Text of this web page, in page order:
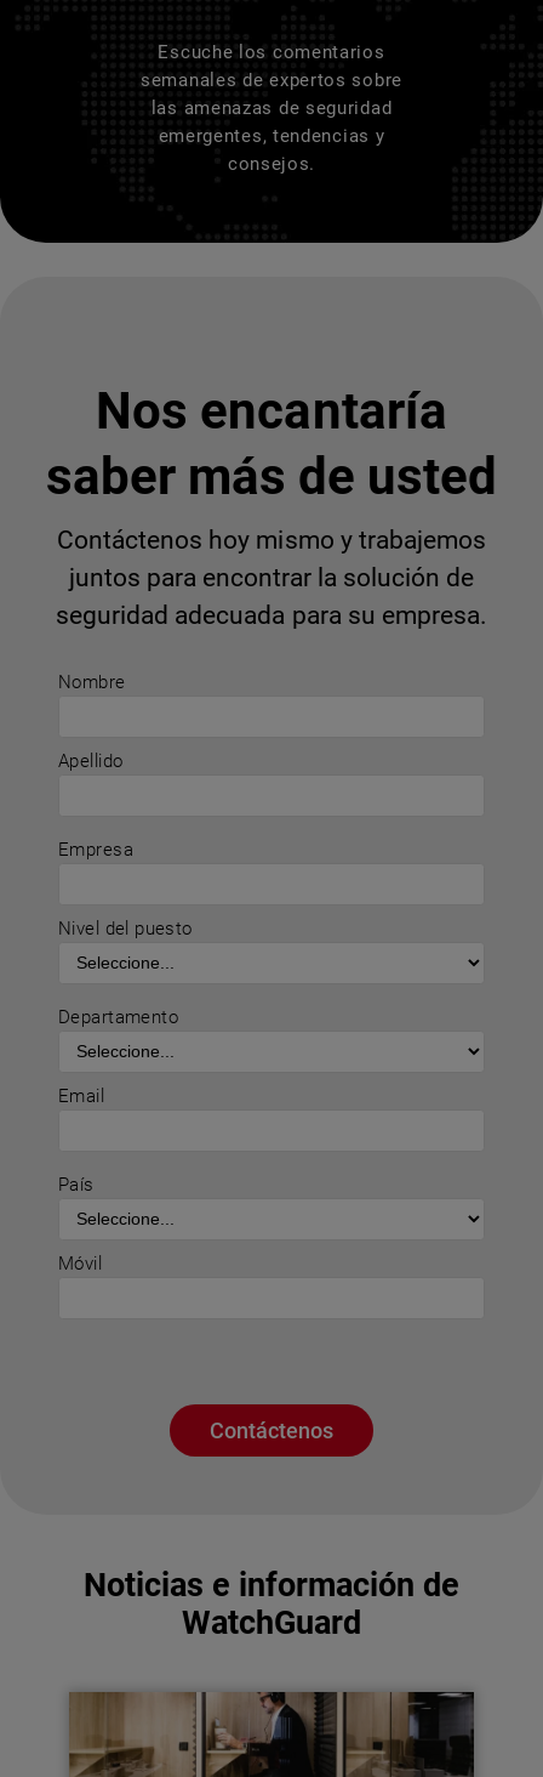
Escuche los comentarios
semanales de expertos sobre
las amenazas de seguridad
emergentes, tendencias y
consejos.
Nombre
Apellido
Empresa
Nivel del puesto
Departamento
Email
País
Móvil
Contáctenos
Nos encantaría
saber más de usted
Contáctenos hoy mismo y trabajemos
juntos para encontrar la solución de
seguridad adecuada para su empresa.
Noticias e información de
WatchGuard